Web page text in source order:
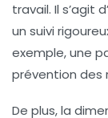
travail. Il s’agit
un suivi
exemple, une
prévention des
De plus, la